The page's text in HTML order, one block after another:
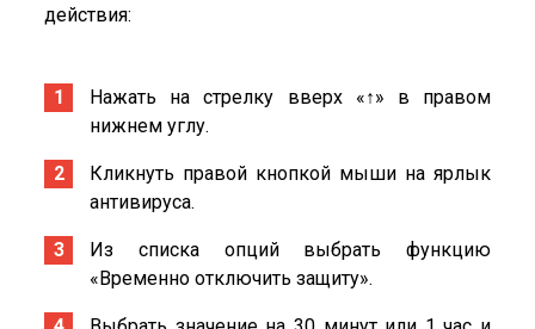
действия:
Нажать на стрелку вверх «↑» в правом
нижнем углу.
Кликнуть правой кнопкой мыши на ярлык
антивируса.
Из списка опций выбрать функцию
«Временно отключить защиту».